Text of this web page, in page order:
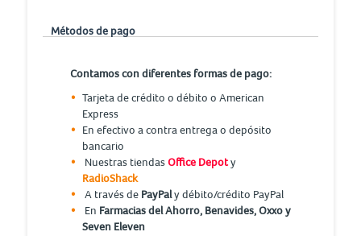
Métodos de pago
Contamos con diferentes formas de pago:
Tarjeta de crédito o débito o American
Express
En efectivo a contra entrega o depósito
bancario
Nuestras tiendasOffice Depoty
RadioShack
A través de PayPaly débito/crédito PayPal
En Farmacias del Ahorro, Benavides, Oxxo y
Seven Eleven